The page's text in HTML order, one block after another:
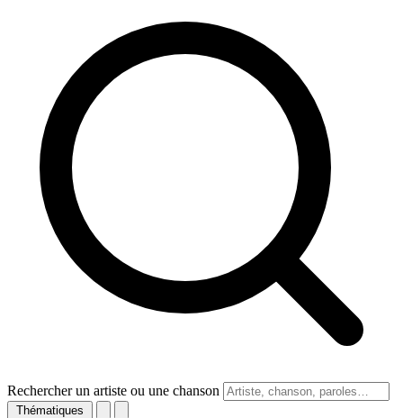
Rechercher un artiste ou une chanson
Thématiques